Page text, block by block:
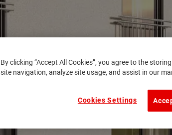
By clicking “Accept All Cookies”, you agree to the
site navigation, analyze site usage, and assist in our
Cookies Settings